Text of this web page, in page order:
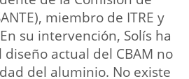
miembro de ITRE y
su intervención, Solís ha
actual del CBAM no
del aluminio. No existe